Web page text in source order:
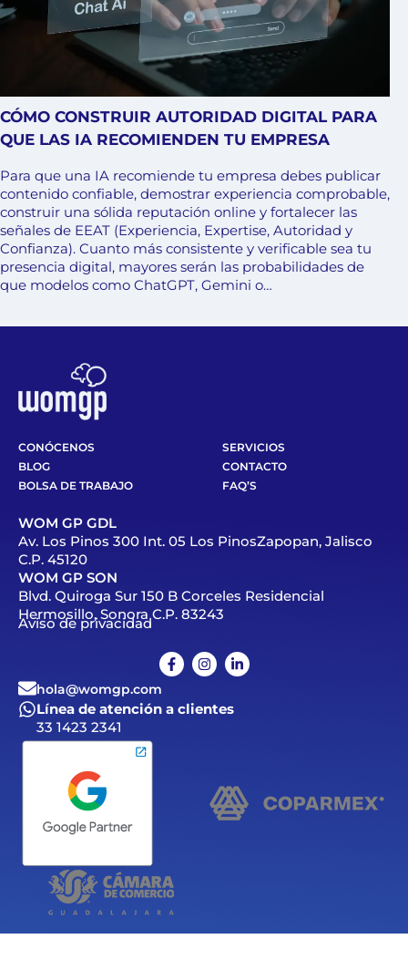
CÓMO CONSTRUIR AUTORIDAD DIGITAL PARA
QUE LAS IA RECOMIENDEN TU EMPRESA
Para que una IA recomiende tu empresa debes publicar
contenido confiable, demostrar experiencia comprobable,
construir una sólida reputación online y fortalecer las
señales de EEAT (Experiencia, Expertise, Autoridad y
Confianza). Cuanto más consistente y verificable sea tu
presencia digital, mayores serán las probabilidades de
que modelos como ChatGPT, Gemini o…
CONÓCENOS
SERVICIOS
BLOG
CONTACTO
BOLSA DE TRABAJO
FAQ’S
WOM GP GDL
Av. Los Pinos 300 Int. 05 Los PinosZapopan, Jalisco
C.P. 45120
WOM GP SON
Blvd. Quiroga Sur 150 B Corceles Residencial
Hermosillo, Sonora C.P. 83243
Aviso de privacidad
hola@womgp.com
Línea de atención a clientes
33 1423 2341